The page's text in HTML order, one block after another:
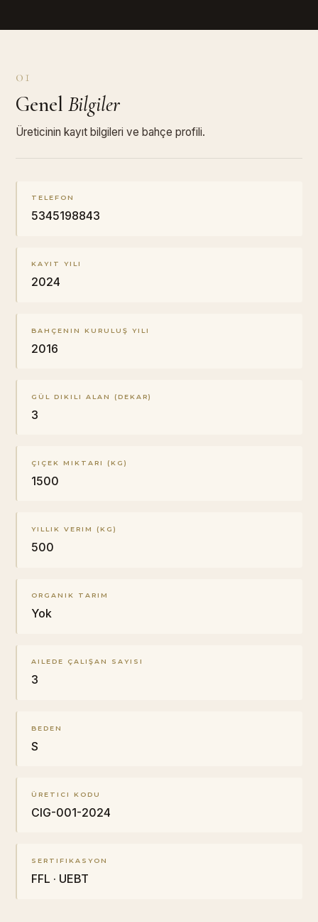
01
Genel Bilgiler
Üreticinin kayıt bilgileri ve bahçe profili.
TELEFON
5345198843
KAYIT YILI
2024
BAHÇENIN KURULUŞ YILI
2016
GÜL DIKILI ALAN (DEKAR)
3
ÇIÇEK MIKTARI (KG)
1500
YILLIK VERIM (KG)
500
ORGANIK TARIM
Yok
AILEDE ÇALIŞAN SAYISI
3
BEDEN
S
ÜRETICI KODU
CIG-001-2024
SERTIFIKASYON
FFL · UEBT